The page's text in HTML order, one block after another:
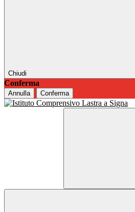
Chiudi
Conferma
Annulla Conferma